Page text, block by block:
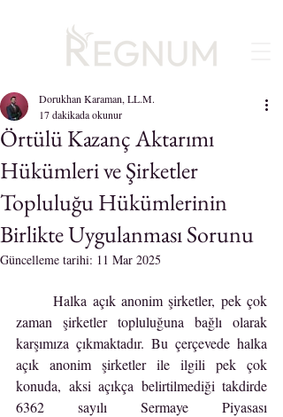
Örtülü Kazanç Aktarımı
Hükümleri ve Şirketler
Topluluğu Hükümlerinin
Birlikte Uygulanması Sorunu
Dorukhan Karaman, LL.M.
17 dakikada okunur
Güncelleme tarihi: 11 Mar 2025
	Halka açık anonim şirketler, pek çok
zaman şirketler topluluğuna bağlı olarak
karşımıza çıkmaktadır. Bu çerçevede halka
açık anonim şirketler ile ilgili pek çok
konuda, aksi açıkça belirtilmediği takdirde
6362 sayılı Sermaye Piyasası